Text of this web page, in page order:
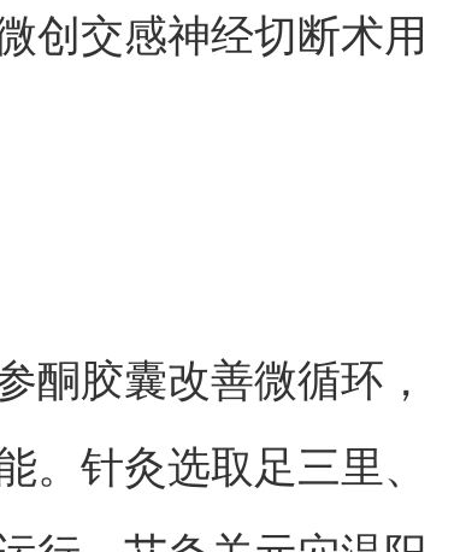
创交感神经切断术用
酮胶囊改善微循环，
。针灸选取足三里、